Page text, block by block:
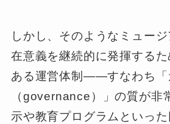
しかし、そのようなミュー
在意義を継続的に発揮する
ある運営体制――すなわち「
（governance）」の質が非
示や教育プログラムといっ